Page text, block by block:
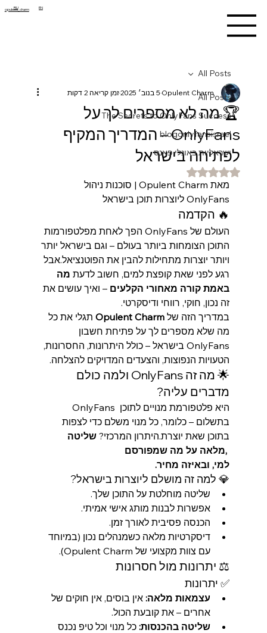
opulent_charm
RU EN
All Posts
The Secrets to OnlyFans Success
blogonlyfansisrael
ישראליות באונלי פאנס
All Posts
🏆 מה לא מספרים לך על
OnlyFans – המדריך המקיף
לפתיחה בישראל
Opulent Charm5 בנוב׳ 2025 זמן קריאה 2 דקות
דירוג של NaN מתוך 5 כוכבים
מאת Opulent Charm | סוכנות ניהול
OnlyFans ליוצרות תוכן בישראל
🔥 הקדמה
העולם של OnlyFans הפך לאחת מפלטפורמות
התוכן הצומחות ביותר בעולם – וגם בישראל יותר
ויותר יוצרות מתחילות להבין את הפוטנציאל.אבל
רגע לפני שאת קופצת למים, חשוב לדעת מה
באמת קורה מאחורי הקלעים – ואיך עושים את
זה נכון, חוקי, רווחי ודיסקרטי.
במדריך הזה של Opulent Charm תגלי את כל
מה שלא מספרים לך על פתיחת חשבון
OnlyFans בישראל – כולל היתרונות, החסרונות,
הטעויות הנפוצות, והצעדים המדויקים להצלחה.
🌟 מה זה OnlyFans ולמה כולם
מדברים עליה?
OnlyFans היא פלטפורמת מנויים לתוכן
בתשלום – כלומר, כל מנוי משלם כדי לצפות
בתוכן שאת יוצרת.היתרון המרכזי? שליטה
מלאה על מה שמפורסם,
למי, ובאיזה מחיר.
💎 למה זה מושלם ליוצרות בישראל?
שליטה מוחלטת על התוכן שלך.
אפשרות לבנות מותג אישי אמיתי.
הכנסה פסיבית לאורך זמן.
דיסקרטיות מלאה כשמנהלים נכון (במיוחד
עם צוות מקצועי של Opulent Charm).
⚖️ יתרונות מול חסרונות
✅ יתרונות
עצמאות מלאה: אין בוסים, אין חוקים של
אחרים – את קובעת הכול.
שליטה בהכנסות: כל מנוי וכל טיפ נכנס